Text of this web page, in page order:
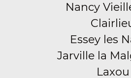
Nancy
Essey les
Jarville la
Laxou